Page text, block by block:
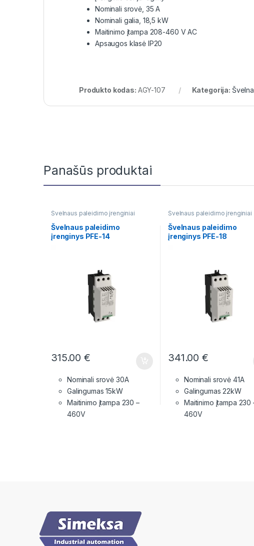
Nominali srovė, 35 A
Nominali galia, 18,5 kW
Maitinimo įtampa 208-460 V AC
Apsaugos klasė IP20
Produkto kodas: AGY-107 Kategorija:
Panašūs produktai
Švelnaus paleidimo įrenginiai
Švelnaus paleidimo
įrenginys PFE-14
315.00€
Nominali srovė 30A
Galingumas 15kW
Maitinimo įtampa 230 –
460V
Švelnaus paleidimo įrenginiai
Švelnaus paleidimo
įrenginys PFE-18
341.00€
Nominali srovė 41A
Galingumas 22kW
Maitinimo įtampa 230
460V